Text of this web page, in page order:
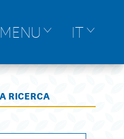
MENU IT
RICERCA